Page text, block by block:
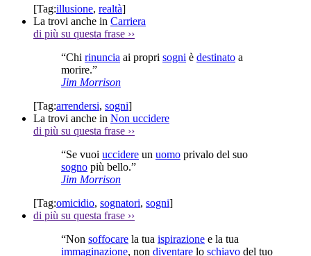
[Tag:illusione, realtà]
La trovi anche in Carriera
di più su questa frase ››
“Chi rinuncia ai propri sogni è destinato a
morire.”
Jim Morrison
[Tag:arrendersi, sogni]
La trovi anche in Non uccidere
di più su questa frase ››
“Se vuoi uccidere un uomo privalo del suo
sogno più bello.”
Jim Morrison
[Tag:omicidio, sognatori, sogni]
di più su questa frase ››
“Non soffocare la tua ispirazione e la tua
immaginazione, non diventare lo schiavo del tuo